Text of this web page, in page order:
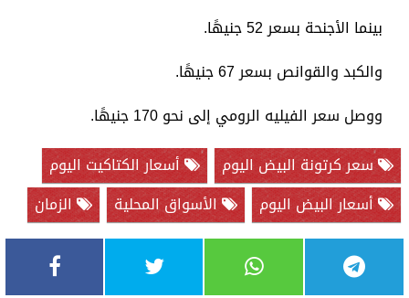
بينما الأجنحة بسعر 52 جنيهًا.
والكبد والقوانص بسعر 67 جنيهًا.
ووصل سعر الفيليه الرومي إلى نحو 170 جنيهًا.
سعر كرتونة البيض اليوم
أسعار الكتاكيت اليوم
أسعار البيض اليوم
الأسواق المحلية الزمان